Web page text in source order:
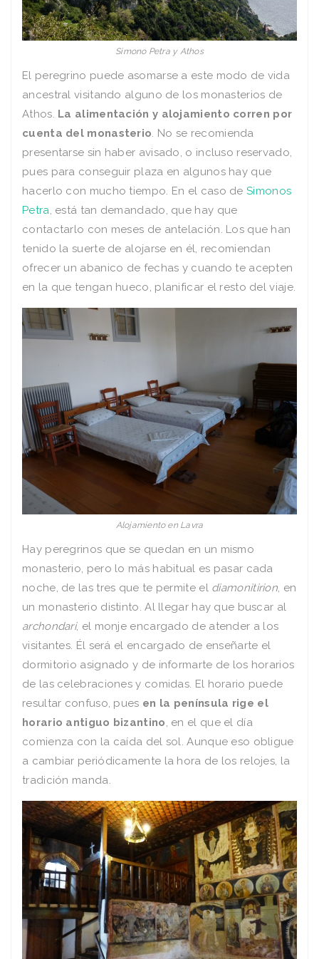
Simono Petra y Athos
El peregrino puede asomarse a este modo de vida
ancestral visitando alguno de los monasterios de
Athos. La alimentación y alojamiento corren por
cuenta del monasterio. No se recomienda
presentarse sin haber avisado, o incluso reservado,
pues para conseguir plaza en algunos hay que
hacerlo con mucho tiempo. En el caso de Simonos
Petra, está tan demandado, que hay que
contactarlo con meses de antelación. Los que han
tenido la suerte de alojarse en él, recomiendan
ofrecer un abanico de fechas y cuando te acepten
en la que tengan hueco, planificar el resto del viaje.
Alojamiento en Lavra
Hay peregrinos que se quedan en un mismo
monasterio, pero lo más habitual es pasar cada
noche, de las tres que te permite el diamonitirion, en
un monasterio distinto. Al llegar hay que buscar al
archondari, el monje encargado de atender a los
visitantes. Él será el encargado de enseñarte el
dormitorio asignado y de informarte de los horarios
de las celebraciones y comidas. El horario puede
resultar confuso, pues en la península rige el
horario antiguo bizantino, en el que el día
comienza con la caída del sol. Aunque eso obligue
a cambiar periódicamente la hora de los relojes, la
tradición manda.